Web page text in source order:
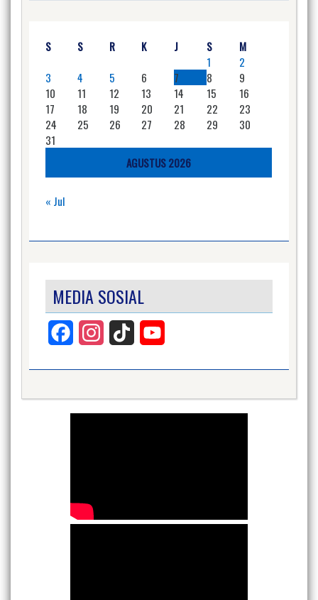
AGUSTUS 2026
S S R K J S
M
1
2
3
4 5 6 7 8
9
10
11 12 13 14 15
16
17
18 19 20 21 22
23
24
25 26 27 28 29
30
31
« Jul
MEDIA SOSIAL
Facebook InstagramTikTok